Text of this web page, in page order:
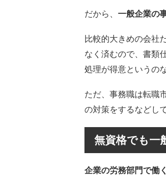
だから、 一般企業の
比較的大きめの会社
なく済むので、書類
処理が得意というの
ただ、事務職は転職
の対策をするなどし
無資格でも一
企業の労務部門で働